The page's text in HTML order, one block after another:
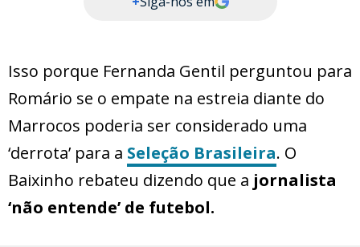
Isso porque Fernanda Gentil perguntou para
Romário se o empate na estreia diante do
Marrocos poderia ser considerado uma
‘derrota’ para a Seleção Brasileira. O
Baixinho rebateu dizendo que a jornalista
‘não entende’ de futebol.